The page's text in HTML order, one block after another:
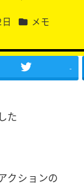
カテゴリー
メモ
-
た
クションの